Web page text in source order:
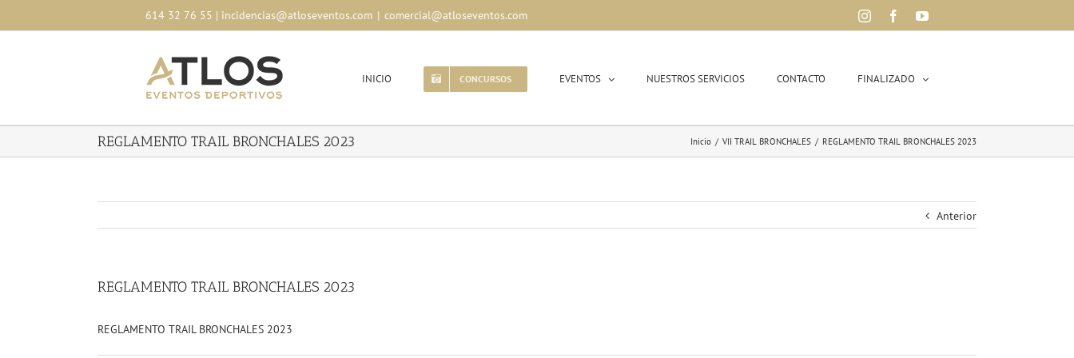
614 32 76 55 | incidencias@atloseventos.com | comercial@atloseventos.com InstagramFacebookYouTube
INICIO CONCURSOS EVENTOS NUESTROS SERVICIOS CONTACTO FINALIZADO
REGLAMENTO TRAIL BRONCHALES 2023 Inicio / VII TRAIL BRONCHALES / REGLAMENTO TRAIL BRONCHALES 2023
Anterior
REGLAMENTO TRAIL BRONCHALES 2023
REGLAMENTO TRAIL BRONCHALES 2023